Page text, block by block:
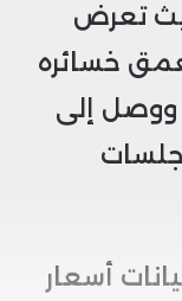
حيث تعرض
خسائره
ووصل إلى
أدنى مستوى له خلال آخر 6 جلسات
أسعار